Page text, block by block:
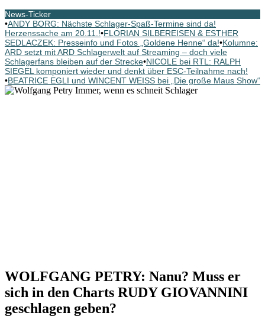
News-Ticker
•ANDY BORG: Nächste Schlager-Spaß-Termine sind da!
Herzenssache am 20.11.!•FLORIAN SILBEREISEN & ESTHER
SEDLACZEK: Presseinfo und Fotos „Goldene Henne“ da!•Kolumne:
ARD setzt mit ARD Schlagerwelt auf Streaming – doch viele
Schlagerfans bleiben auf der Strecke•NICOLE bei RTL: RALPH
SIEGEL komponiert wieder und denkt über ESC-Teilnahme nach!
•BEATRICE EGLI und WINCENT WEISS bei „Die große Maus Show“
WOLFGANG PETRY: Nanu? Muss er
sich in den Charts RUDY GIOVANNINI
geschlagen geben?